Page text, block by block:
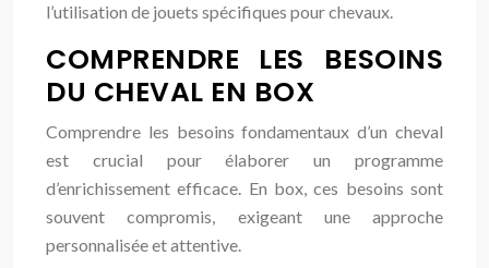
l’utilisation de jouets spécifiques pour chevaux.
COMPRENDRE LES BESOINS
DU CHEVAL EN BOX
Comprendre les besoins fondamentaux d’un cheval
est crucial pour élaborer un programme
d’enrichissement efficace. En box, ces besoins sont
souvent compromis, exigeant une approche
personnalisée et attentive.